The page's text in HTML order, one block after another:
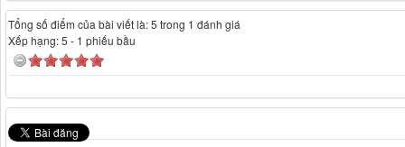
Tổng số điểm của bài viết là: 5 trong 1 đánh giá
Xếp hạng:5 - 1 phiếu bầu